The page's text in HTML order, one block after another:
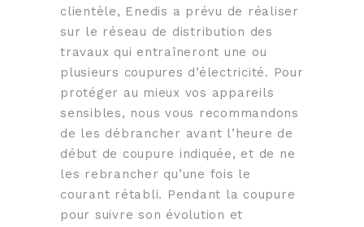
clientèle, Enedis a prévu de réaliser
sur le réseau de distribution des
travaux qui entraîneront une ou
plusieurs coupures d’électricité. Pour
protéger au mieux vos appareils
sensibles, nous vous recommandons
de les débrancher avant l’heure de
début de coupure indiquée, et de ne
les rebrancher qu’une fois le
courant rétabli. Pendant la coupure
pour suivre son évolution et